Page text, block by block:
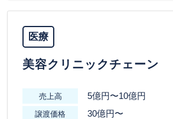
医療
美容クリニックチェーン
売上高 5億円〜10億円
譲渡価格 30億円〜